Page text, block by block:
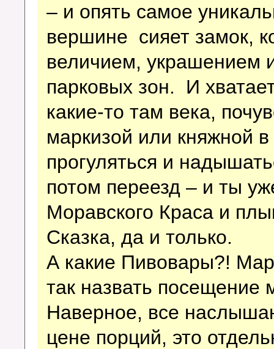
– и опять самое
вершине сияет замок,
величием, украшением
парковых зон. И
какие-то там века,
маркизой или княжной
прогуляться и
потом переезд – и ты
Моравского Краса и
Сказка, да и только.
А какие Пивовары?!
так назвать посещение
Наверное, все
цене порций, это